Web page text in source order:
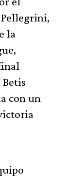
la
con un